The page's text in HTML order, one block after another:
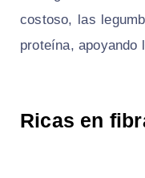
costoso, las
proteína, apoyando
Ricas en